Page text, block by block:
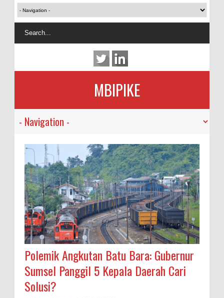
MBIPIKE
Polemik Angkutan Batu Bara: Gubernur
Sumsel Panggil 5 Kepala Daerah Cari
Solusi?